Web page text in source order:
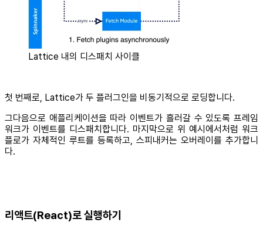
Lattice 내의 디스패치 사이클
첫 번째로, Lattice가 두 플러그인을 비동기적으로 로딩합니다.
그다음으로 애플리케이션을 따라 이벤트가 흘러갈 수 있도록 프레임
워크가 이벤트를 디스패치합니다. 마지막으로 위 예시에서처럼 워크
플로가 자체적인 루트를 등록하고, 스피내커는 오버레이를 추가합니
다.
리액트(React)로 실행하기